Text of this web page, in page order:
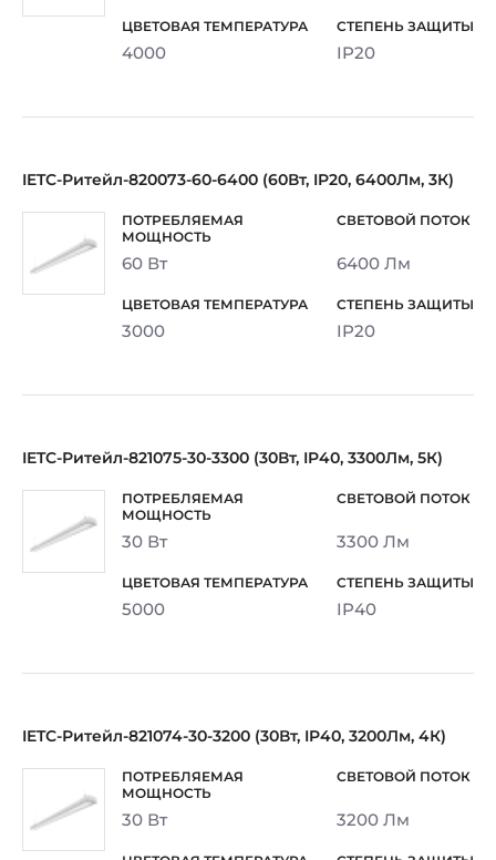
4000 IP20
IETC-Ритейл-820073-60-6400 (60Вт, IP20, 6400Лм, 3К)
60 Вт 6400 Лм
3000 IP20
IETC-Ритейл-821075-30-3300 (30Вт, IP40, 3300Лм, 5К)
30 Вт 3300 Лм
5000 IP40
IETC-Ритейл-821074-30-3200 (30Вт, IP40, 3200Лм, 4К)
30 Вт 3200 Лм